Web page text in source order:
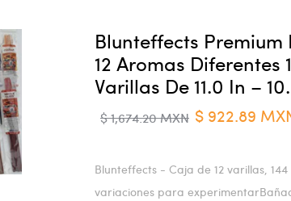
Blunteffects
12 Aromas Diferentes
Varillas De 11.0 In –
$ 1,674.20 MXN $ 922.89
Blunteffects - Caja de 12 varillas,
variaciones para